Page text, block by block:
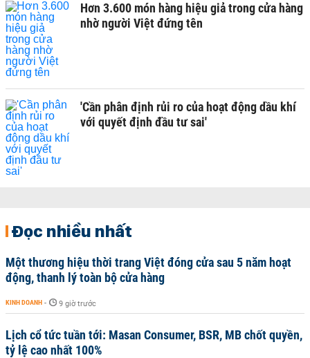
Hơn 3.600 món hàng hiệu giả trong cửa hàng
nhờ người Việt đứng tên
'Cần phân định rủi ro của hoạt động dầu khí
với quyết định đầu tư sai'
Đọc nhiều nhất
Một thương hiệu thời trang Việt đóng cửa sau 5 năm hoạt
động, thanh lý toàn bộ cửa hàng
KINH DOANH - 9 giờ trước
Lịch cổ tức tuần tới: Masan Consumer, BSR, MB chốt quyền,
tỷ lệ cao nhất 100%